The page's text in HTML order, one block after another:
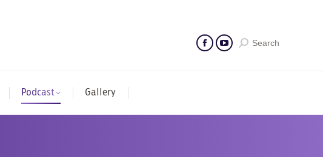
Search
Podcast Gallery